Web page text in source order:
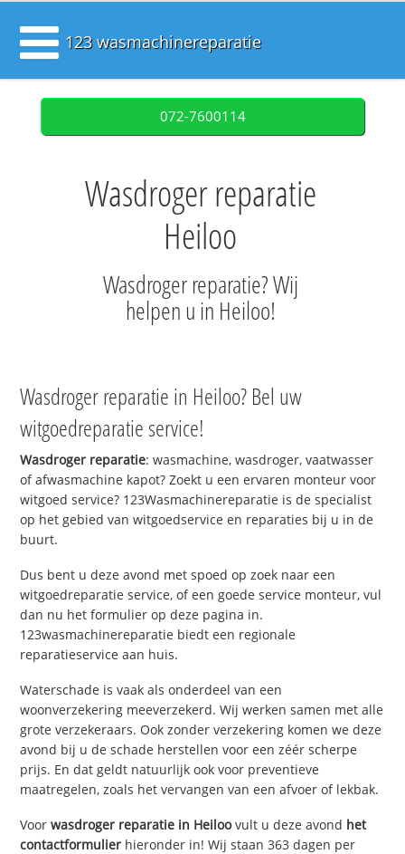
123 wasmachinereparatie
072-7600114
Wasdroger reparatie
Heiloo
Wasdroger reparatie? Wij
helpen u in Heiloo!
Wasdroger reparatie in Heiloo? Bel uw
witgoedreparatie service!
Wasdroger reparatie: wasmachine, wasdroger, vaatwasser
of afwasmachine kapot? Zoekt u een ervaren monteur voor
witgoed service? 123Wasmachinereparatie is de specialist
op het gebied van witgoedservice en reparaties bij u in de
buurt.
Dus bent u deze avond met spoed op zoek naar een
witgoedreparatie service, of een goede service monteur, vul
dan nu het formulier op deze pagina in.
123wasmachinereparatie biedt een regionale
reparatieservice aan huis.
Waterschade is vaak als onderdeel van een
woonverzekering meeverzekerd. Wij werken samen met alle
grote verzekeraars. Ook zonder verzekering komen we deze
avond bij u de schade herstellen voor een zéér scherpe
prijs. En dat geldt natuurlijk ook voor preventieve
maatregelen, zoals het vervangen van een afvoer of lekbak.
Voorwasdroger reparatie in Heiloovult u deze avond het
contactformulier hieronder in! Wij staan 363 dagen per